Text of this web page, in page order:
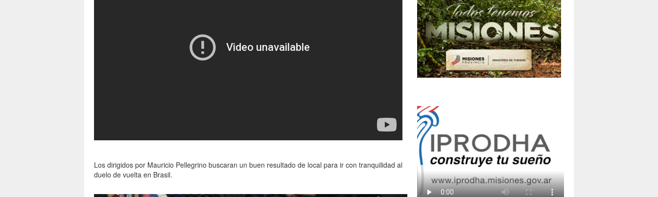
Los dirigidos por Mauricio Pellegrino buscaran un buen resultado de local para ir con tranquilidad al
duelo de vuelta en Brasil.